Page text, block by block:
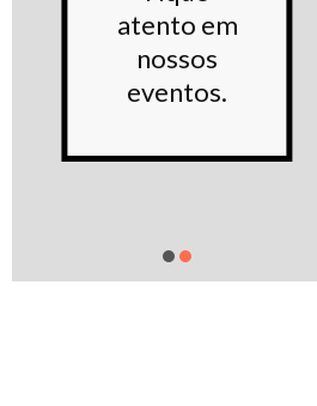
atento em
nossos
eventos.